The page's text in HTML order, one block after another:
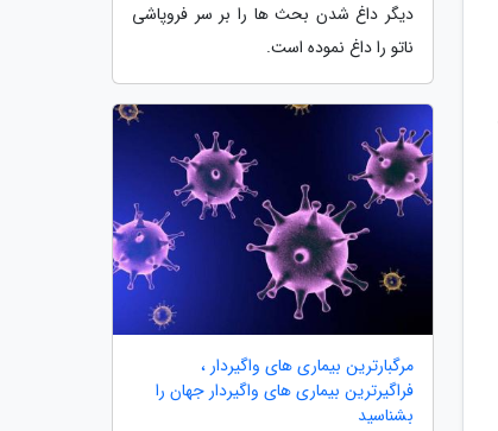
دیگر داغ شدن بحث ها را بر سر فروپاشی
ناتو را داغ نموده است.
مرگبارترین بیماری های واگیردار ،
فراگیرترین بیماری های واگیردار جهان را
بشناسید